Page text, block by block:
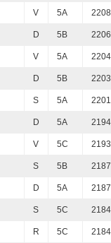
V 5A 2208
D 5B 2206
V 5A 2204
D 5B 2203
S 5A 2201
D 5A 2194
V 5C 2193
S 5B 2187
D 5A 2187
S 5C 2184
R 5C 2184